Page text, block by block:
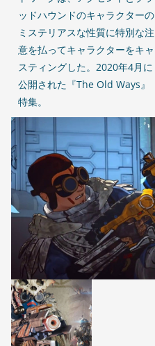
ッドハウンドのキャラクターの
ミステリアスな性質に特別な注
意を払ってキャラクターをキャ
スティングした。2020年4月に
公開された『The Old Ways』
特集。